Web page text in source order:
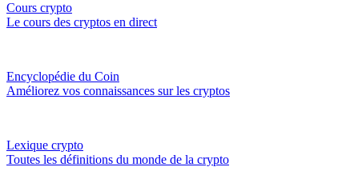
Cours crypto
Le cours des cryptos en direct
Encyclopédie du Coin
Améliorez vos connaissances sur les cryptos
Lexique crypto
Toutes les définitions du monde de la crypto